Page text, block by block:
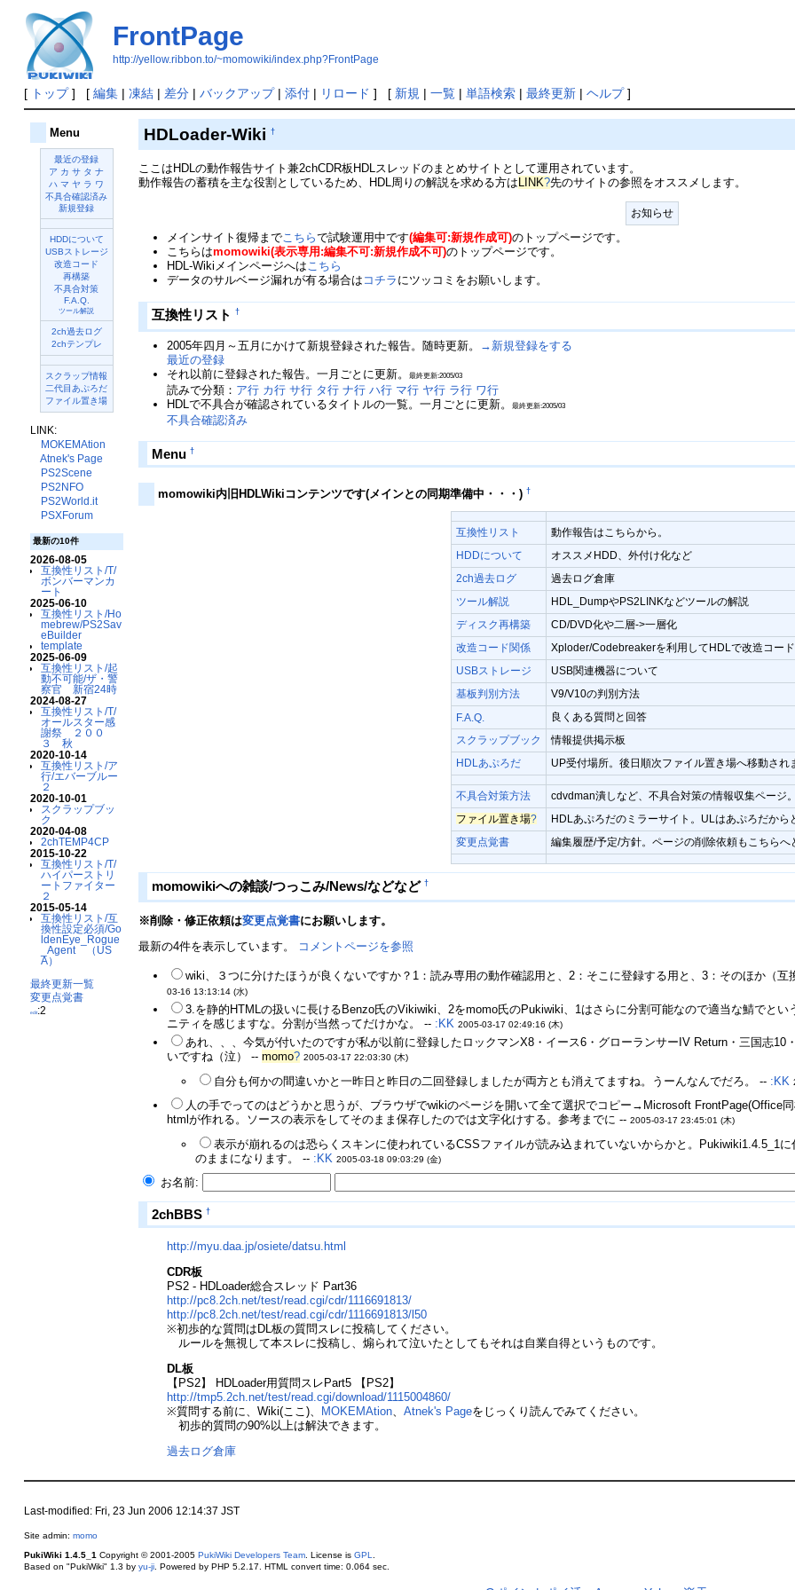
FrontPage
http://yellow.ribbon.to/~momowiki/index.php?FrontPage
[ トップ] [ 編集| 凍結| 差分| バックアップ| 添付| リロード ] [ 新規 | 一覧| 単語検索| 最終更新| ヘルプ]
Menu
最近の登録
ア カ サ タ ナ
ハ マ ヤ ラ ワ
不具合確認済み
新規登録
HDDについて
USBストレージ
改造コード
再構築
不具合対策
F.A.Q.
ツール解説
2ch過去ログ
2chテンプレ
スクラップ情報
二代目あぷろだ
ファイル置き場
LINK:
MOKEMAtion
Atnek's Page
PS2Scene
PS2NFO
PS2World.it
PSXForum
最新の10件
2026-08-05
互換性リスト/T/
ボンバーマンカ
ート
2025-06-10
互換性リスト/Ho
mebrew/PS2Sav
eBuilder
template
2025-06-09
互換性リスト/起
動不可能/ザ・警
察官 新宿24時
2024-08-27
互換性リスト/T/
オールスター感
謝祭 ２００
３ 秋
2020-10-14
互換性リスト/ア
行/エバーブルー
２
2020-10-01
スクラップブッ
ク
2020-04-08
2chTEMP4CP
2015-10-22
互換性リスト/T/
ハイパーストリ
ートファイター
２
2015-05-14
互換性リスト/互
換性設定必須/Go
ldenEye_Rogue
_Agent （US
A）
最終更新一覧
変更点覚書
edit:2
HDLoader-Wiki†
ここはHDLの動作報告サイト兼2chCDR板HDLスレッドのまとめサイトとして運用されています。
動作報告の蓄積を主な役割としているため、HDL周りの解説を求める方は LINK?先のサイトの参照をオススメします。
お知らせ
メインサイト復帰までこちらで試験運用中です(編集可:新規作成可)のトップページです。
こちらはmomowiki(表示専用:編集不可:新規作成不可)のトップページです。
HDL-Wikiメインページへはこちら
データのサルベージ漏れが有る場合は コチラ にツッコミをお願いします。
互換性リスト †
2005年四月～五月にかけて新規登録された報告。随時更新。
→新規登録をする
最近の登録
それ以前に登録された報告。一月ごとに更新。最終更新:2005/03
読みで分類： ア行 カ行 サ行 タ行 ナ行 ハ行 マ行 ヤ行 ラ行 ワ行
HDLで不具合が確認されているタイトルの一覧。一月ごとに更新。最終更新:2005/03
不具合確認済み
Menu †
momowiki内旧HDLWikiコンテンツです(メインとの同期準備中・・・)†
互換性リスト
動作報告はこちらから。
HDDについて
オススメHDD、外付け化など
2ch過去ログ
過去ログ倉庫
ツール解説
HDL_DumpやPS2LINKなどツールの解説
ディスク再構築
CD/DVD化や二層->一層化
改造コード関係
Xploder/Codebreakerを利用してHDLで改造コー
USBストレージ
USB関連機器について
基板判別方法
V9/V10の判別方法
F.A.Q.
良くある質問と回答
スクラップブック
情報提供掲示板
HDLあぷろだ
UP受付場所。後日順次ファイル置き場へ移動され
不具合対策方法
cdvdman潰しなど、不具合対策の情報収集ページ
ファイル置き場?
HDLあぷろだのミラーサイト。ULはあぷろだから
変更点覚書
編集履歴/予定/方針。ページの削除依頼もこちらへ
momowikiへの雑談/つっこみ/News/などなど †
※削除・修正依頼は変更点覚書にお願いします。
最新の4件を表示しています。
コメントページを参照
wiki、３つに分けたほうが良くないですか？1：読み専用の動作確認用と、2：そこに登録する用と、3：そのほか（
03-16 13:13:14 (水)
3.を静的HTMLの扱いに長けるBenzo氏のVikiwiki、2をmomo氏のPukiwiki、1はさらに分割可能なので適当な鯖でと
ニティを感じますな。分割が当然ってだけかな。 -- :KK 2005-03-17 02:49:16 (木)
あれ、、、今気が付いたのですが私が以前に登録したロックマンX8・イース6・グローランサーIV Return・三国志
いですね（泣） --momo? 2005-03-17 22:03:30 (木)
自分も何かの間違いかと一昨日と昨日の二回登録しましたが両方とも消えてますね。うーんなんでだろ。 -- :KK
人の手でってのはどうかと思うが、ブラウザでwikiのページを開いて全て選択でコピー→Microsoft FrontPage(Office
htmlが作れる。ソースの表示をしてそのまま保存したのでは文字化けする。参考までに --2005-03-17 23:45:01 (木)
表示が崩れるのは恐らくスキンに使われているCSSファイルが読み込まれていないからかと。Pukiwiki1.4.5_1
のままになります。 -- :KK 2005-03-18 09:03:29 (金)
お名前:
2chBBS †
http://myu.daa.jp/osiete/datsu.html
CDR板
PS2 - HDLoader総合スレッド Part36
http://pc8.2ch.net/test/read.cgi/cdr/1116691813/
http://pc8.2ch.net/test/read.cgi/cdr/1116691813/l50
※初歩的な質問はDL板の質問スレに投稿してください。
ルールを無視して本スレに投稿し、煽られて泣いたとしてもそれは自業自得というものです。
DL板
【PS2】 HDLoader用質問スレPart5 【PS2】
http://tmp5.2ch.net/test/read.cgi/download/1115004860/
※質問する前に、Wiki(ここ)、
MOKEMAtion、Atnek's Pageをじっくり読んでみてください。
初歩的質問の90%以上は解決できます。
過去ログ倉庫
Last-modified: Fri, 23 Jun 2006 12:14:37 JST
Site admin: momo
PukiWiki 1.4.5_1 Copyright © 2001-2005 PukiWiki Developers Team. License is GPL
Based on "PukiWiki" 1.3 by yu-ji. Powered by PHP 5.2.17. HTML convert time: 0.064 sec.